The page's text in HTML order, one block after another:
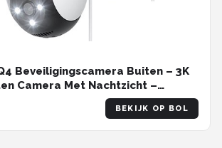
Beveiligingscamera Buiten – 3K
Camera Met Nachtzicht –
- Bewakingscamera voor Buiten-
- 360° horizontaal & 130°
- 4 Stuks
BEKIJK OP BOL